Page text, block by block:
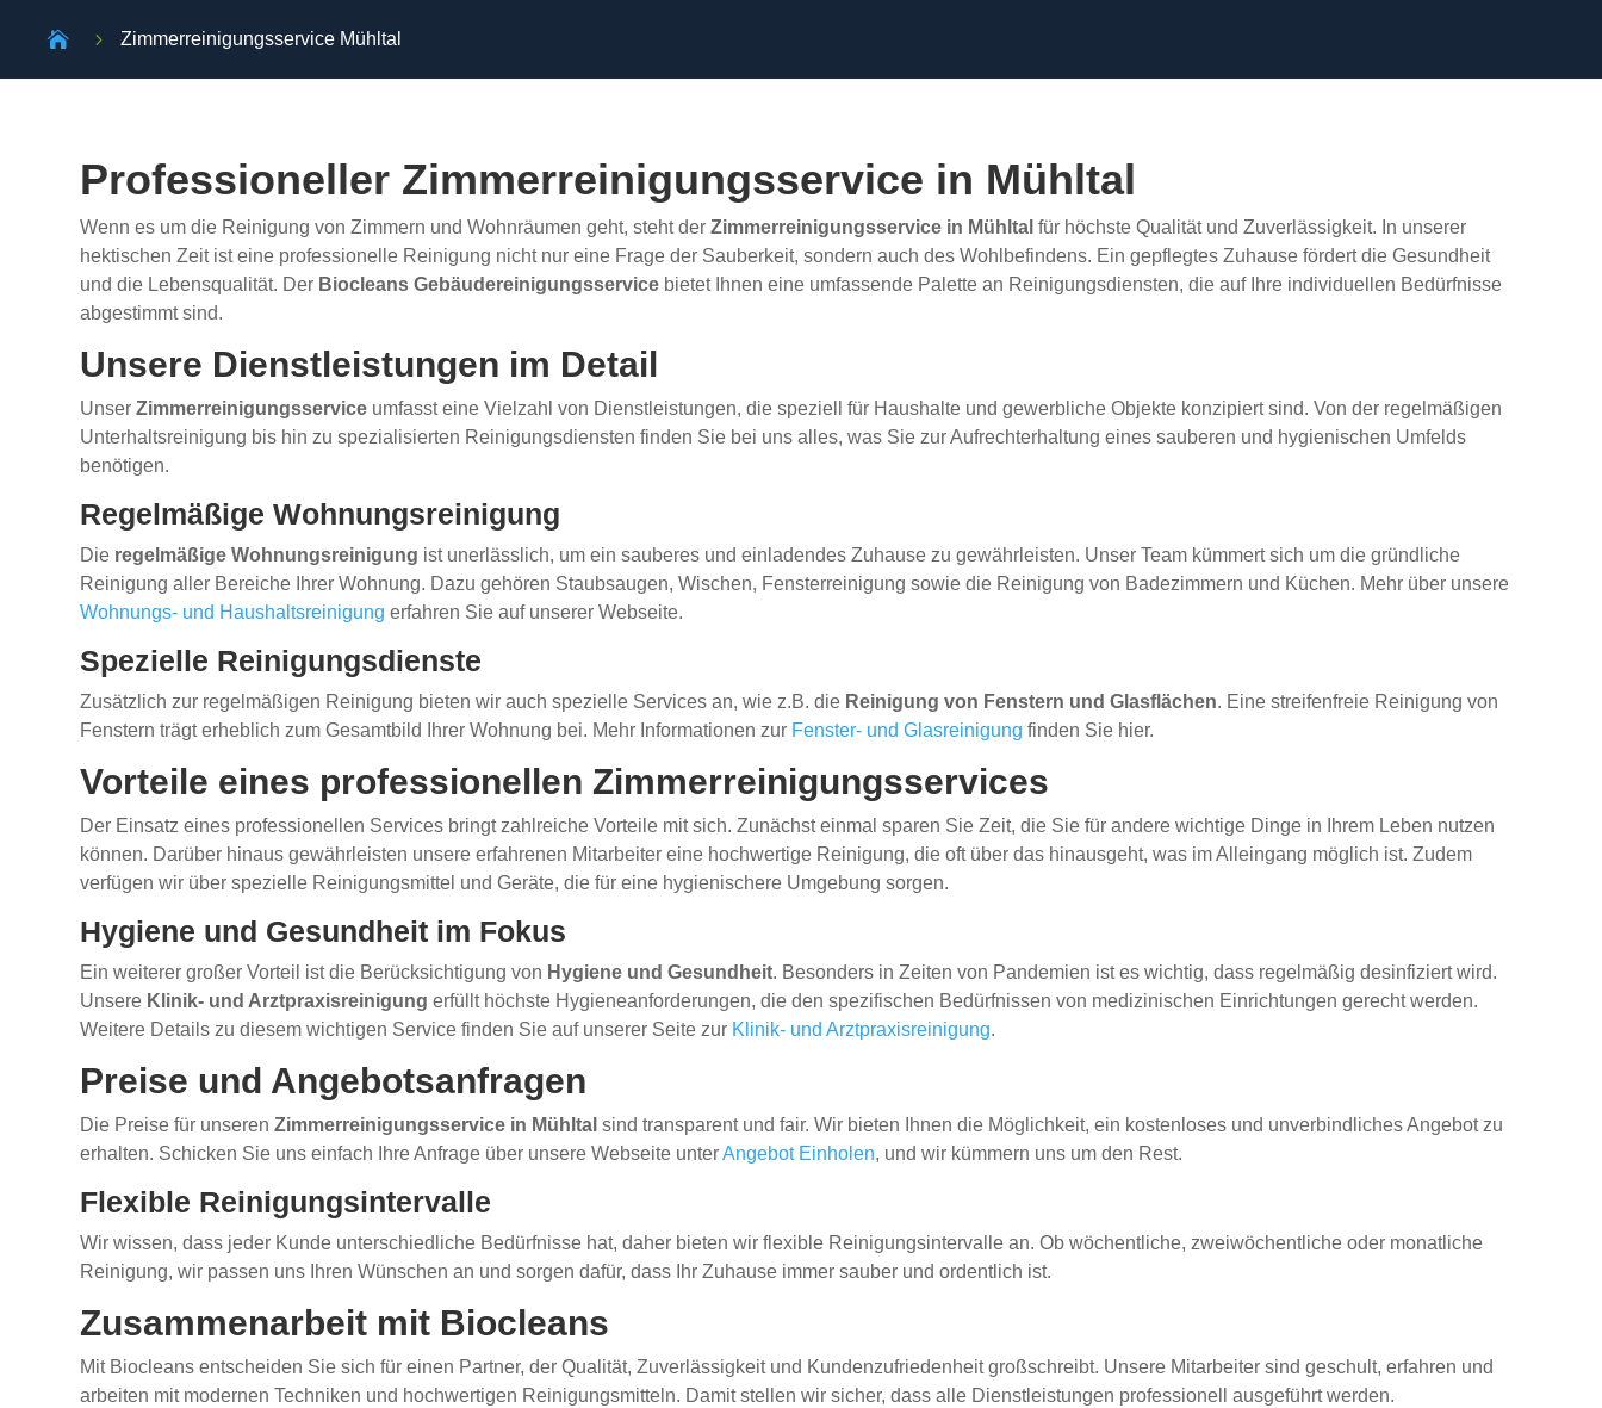
 5 Zimmerreinigungsservice Mühltal
Professioneller Zimmerreinigungsservice in Mühltal
Wenn es um die Reinigung von Zimmern und Wohnräumen geht, steht derZimmerreinigungsservice in Mühltal für höchste Qualität und Zuverlässigkeit. In unserer
hektischen Zeit ist eine professionelle Reinigung nicht nur eine Frage der Sauberkeit, sondern auch des Wohlbefindens. Ein gepflegtes Zuhause fördert die Gesundheit
und die Lebensqualität. Der Biocleans Gebäudereinigungsservice bietet Ihnen eine umfassende Palette an Reinigungsdiensten, die auf Ihre individuellen Bedürfnisse
abgestimmt sind.
Unsere Dienstleistungen im Detail
UnserZimmerreinigungsservice umfasst eine Vielzahl von Dienstleistungen, die speziell für Haushalte und gewerbliche Objekte konzipiert sind. Von der regelmäßigen
Unterhaltsreinigung bis hin zu spezialisierten Reinigungsdiensten finden Sie bei uns alles, was Sie zur Aufrechterhaltung eines sauberen und hygienischen Umfelds
benötigen.
Regelmäßige Wohnungsreinigung
Die regelmäßige Wohnungsreinigung ist unerlässlich, um ein sauberes und einladendes Zuhause zu gewährleisten. Unser Team kümmert sich um die gründliche
Reinigung aller Bereiche Ihrer Wohnung. Dazu gehören Staubsaugen, Wischen, Fensterreinigung sowie die Reinigung von Badezimmern und Küchen. Mehr über unsere
Wohnungs- und Haushaltsreinigung erfahren Sie auf unserer Webseite.
Spezielle Reinigungsdienste
Zusätzlich zur regelmäßigen Reinigung bieten wir auch spezielle Services an, wie z.B. die Reinigung von Fenstern und Glasflächen. Eine streifenfreie Reinigung von
Fenstern trägt erheblich zum Gesamtbild Ihrer Wohnung bei. Mehr Informationen zur Fenster- und Glasreinigung finden Sie hier.
Vorteile eines professionellen Zimmerreinigungsservices
Der Einsatz eines professionellen Services bringt zahlreiche Vorteile mit sich. Zunächst einmal sparen Sie Zeit, die Sie für andere wichtige Dinge in Ihrem Leben nutzen
können. Darüber hinaus gewährleisten unsere erfahrenen Mitarbeiter eine hochwertige Reinigung, die oft über das hinausgeht, was im Alleingang möglich ist. Zudem
verfügen wir über spezielle Reinigungsmittel und Geräte, die für eine hygienischere Umgebung sorgen.
Hygiene und Gesundheit im Fokus
Ein weiterer großer Vorteil ist die Berücksichtigung von Hygiene und Gesundheit. Besonders in Zeiten von Pandemien ist es wichtig, dass regelmäßig desinfiziert wird.
Unsere Klinik- und Arztpraxisreinigung erfüllt höchste Hygieneanforderungen, die den spezifischen Bedürfnissen von medizinischen Einrichtungen gerecht werden.
Weitere Details zu diesem wichtigen Service finden Sie auf unserer Seite zur Klinik- und Arztpraxisreinigung.
Preise und Angebotsanfragen
Die Preise für unserenZimmerreinigungsservice in Mühltal sind transparent und fair. Wir bieten Ihnen die Möglichkeit, ein kostenloses und unverbindliches Angebot zu
erhalten. Schicken Sie uns einfach Ihre Anfrage über unsere Webseite unterAngebot Einholen, und wir kümmern uns um den Rest.
Flexible Reinigungsintervalle
Wir wissen, dass jeder Kunde unterschiedliche Bedürfnisse hat, daher bieten wir flexible Reinigungsintervalle an. Ob wöchentliche, zweiwöchentliche oder monatliche
Reinigung, wir passen uns Ihren Wünschen an und sorgen dafür, dass Ihr Zuhause immer sauber und ordentlich ist.
Zusammenarbeit mit Biocleans
Mit Biocleans entscheiden Sie sich für einen Partner, der Qualität, Zuverlässigkeit und Kundenzufriedenheit großschreibt. Unsere Mitarbeiter sind geschult, erfahren und
arbeiten mit modernen Techniken und hochwertigen Reinigungsmitteln. Damit stellen wir sicher, dass alle Dienstleistungen professionell ausgeführt werden.